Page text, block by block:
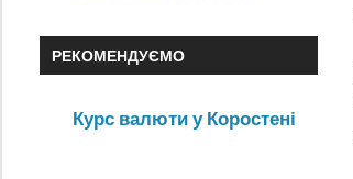
РЕКОМЕНДУЄМО
Курс валюти у Коростені